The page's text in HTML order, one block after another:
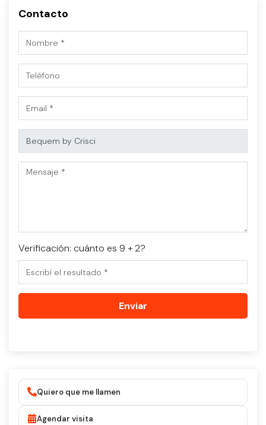
Contacto
Verificación: cuánto es 9 + 2?
Enviar
Quiero que me llamen
Agendar visita